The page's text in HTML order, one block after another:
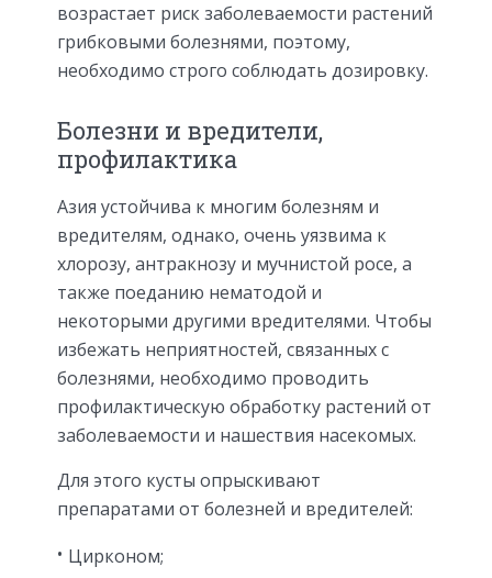
возрастает риск заболеваемости растений
грибковыми болезнями, поэтому,
необходимо строго соблюдать дозировку.
Болезни и вредители,
профилактика
Азия устойчива к многим болезням и
вредителям, однако, очень уязвима к
хлорозу, антракнозу и мучнистой росе, а
также поеданию нематодой и
некоторыми другими вредителями. Чтобы
избежать неприятностей, связанных с
болезнями, необходимо проводить
профилактическую обработку растений от
заболеваемости и нашествия насекомых.
Для этого кусты опрыскивают
препаратами от болезней и вредителей:
Цирконом;